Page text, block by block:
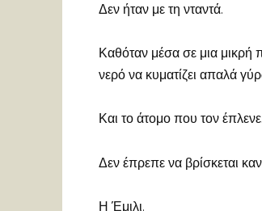
Δεν ήταν με τη νταντά.
Καθόταν μέσα σε μια μικρή
νερό να κυματίζει απαλά
Και το άτομο που τον
Δεν έπρεπε να βρίσκεται
Η Έμιλι.